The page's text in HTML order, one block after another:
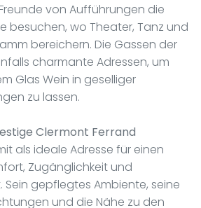
von Aufführungen die
besuchen, wo Theater, Tanz und
bereichern. Die Gassen der
charmante Adressen, um
Glas Wein in geselliger
zu lassen.
Clermont Ferrand
als ideale Adresse für einen
Zugänglichkeit und
Sein gepflegtes Ambiente, seine
und die Nähe zu den